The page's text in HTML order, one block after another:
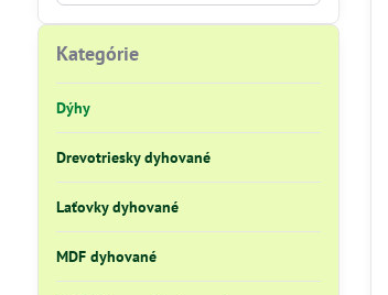
filtra
fulltextom
Kategórie
Dýhy
Drevotriesky dyhované
Laťovky dyhované
MDF dyhované